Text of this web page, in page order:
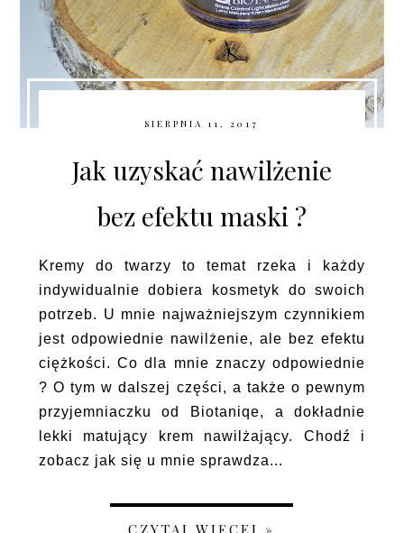
SIERPNIA 11, 2017
Jak uzyskać nawilżenie
bez efektu maski ?
Kremy do twarzy to temat rzeka i każdy
indywidualnie dobiera kosmetyk do swoich
potrzeb. U mnie najważniejszym czynnikiem
jest odpowiednie nawilżenie, ale bez efektu
ciężkości. Co dla mnie znaczy odpowiednie
? O tym w dalszej części, a także o pewnym
przyjemniaczku od Biotaniqe, a dokładnie
lekki matujący krem nawilżający. Chodź i
zobacz jak się u mnie sprawdza...
CZYTAJ WIĘCEJ »